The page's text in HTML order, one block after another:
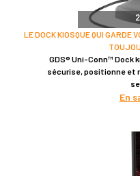
LE DOCK KIOSQUE QUI GARDE
GDS® Uni-Conn™ Dock
sécurise, positionne et
En